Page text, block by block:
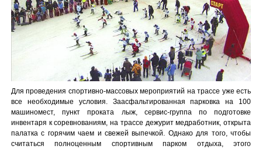
Для проведения спортивно-массовых мероприятий на трассе уже есть
все необходимые условия. Заасфальтированная парковка на 100
машиномест, пункт проката лыж, сервис-группа по подготовке
инвентаря к соревнованиям, на трассе дежурит медработник, открыта
палатка с горячим чаем и свежей выпечкой. Однако для того, чтобы
считаться полноценным спортивным парком отдыха, этого